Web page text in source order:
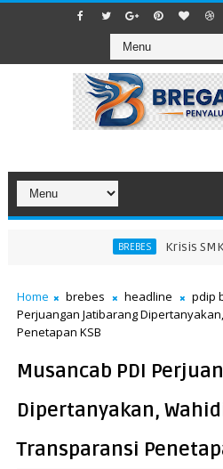
Krisis SMK
Home brebes headline pdip
Perjuangan Jatibarang
Penetapan KSB
​Musancab PDI
Dipertanyakan,
Transparansi